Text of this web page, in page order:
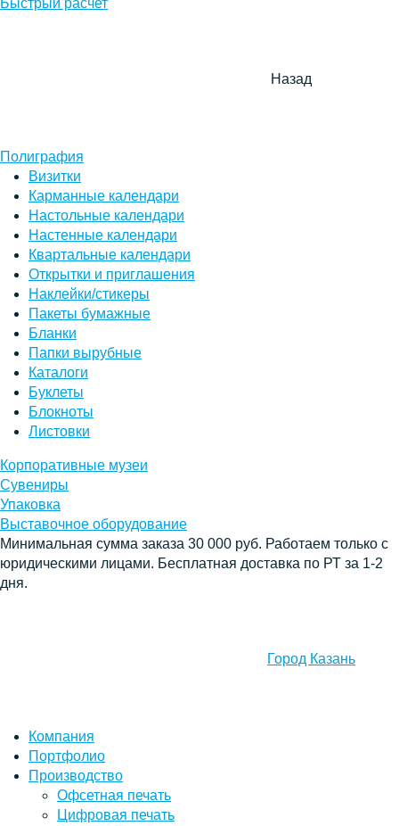
Быстрый расчет
Назад
Полиграфия
Визитки
Карманные календари
Настольные календари
Настенные календари
Квартальные календари
Открытки и приглашения
Наклейки/стикеры
Пакеты бумажные
Бланки
Папки вырубные
Каталоги
Буклеты
Блокноты
Листовки
Корпоративные музеи
Сувениры
Упаковка
Выставочное оборудование
Минимальная сумма заказа 30 000 руб. Работаем только с
юридическими лицами. Бесплатная доставка по РТ за 1-2
дня.
Город Казань
Компания
Портфолио
Производство
Офсетная печать
Цифровая печать